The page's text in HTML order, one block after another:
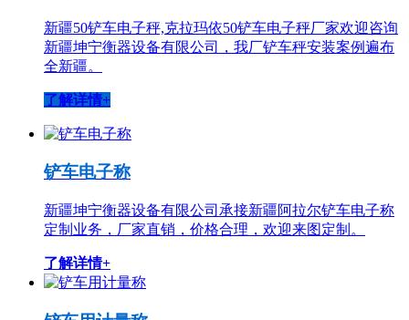
新疆50铲车电子秤,克拉玛依50铲车电子秤厂家欢迎咨询
新疆坤宁衡器设备有限公司，我厂铲车秤安装案例遍布
全新疆。
了解详情+
铲车电子称
新疆坤宁衡器设备有限公司承接新疆阿拉尔铲车电子称
定制业务，厂家直销，价格合理，欢迎来图定制。
了解详情+